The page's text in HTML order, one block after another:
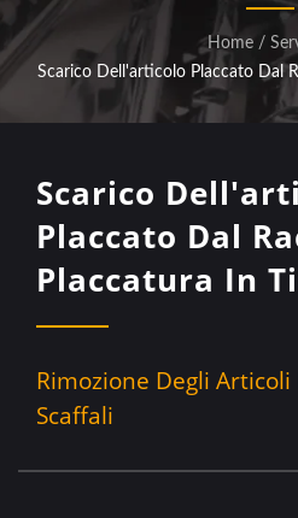
Garanzia
certificazione di
Home /
Scarico Dell'articolo Placcato Dal
Scarico
Placcato Dal
Placcatura In
Rimozione Degli Articoli
Scaffali